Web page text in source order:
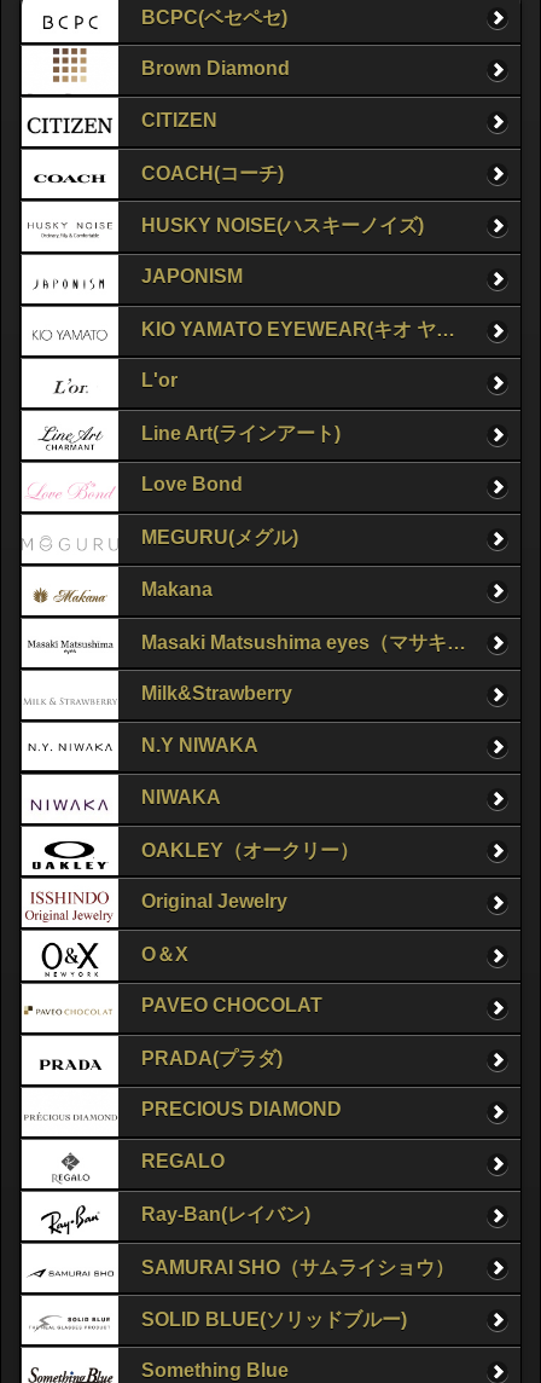
BCPC(ベセペセ)
Brown Diamond
CITIZEN
COACH(コーチ)
HUSKY NOISE(ハスキーノイズ)
JAPONISM
KIO YAMATO EYEWEAR(キオ ヤマト アイウェア)
L'or
Line Art(ラインアート)
Love Bond
MEGURU(メグル)
Makana
Masaki Matsushima eyes（マサキマツシマ）
Milk&Strawberry
N.Y NIWAKA
NIWAKA
OAKLEY（オークリー）
Original Jewelry
O＆X
PAVEO CHOCOLAT
PRADA(プラダ)
PRECIOUS DIAMOND
REGALO
Ray-Ban(レイバン)
SAMURAI SHO（サムライショウ）
SOLID BLUE(ソリッドブルー)
Something Blue